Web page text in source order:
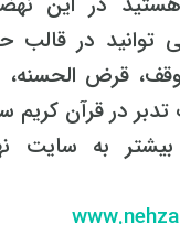
توانید در قالب
قرض الحسنه،
در قرآن کریم
بیشتر به سایت